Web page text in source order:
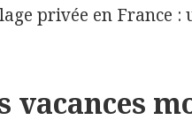
privée en France
vacances